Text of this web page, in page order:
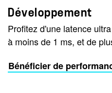
Développement
Profitez d'une latence
à moins de 1 ms, et de
Bénéficier de